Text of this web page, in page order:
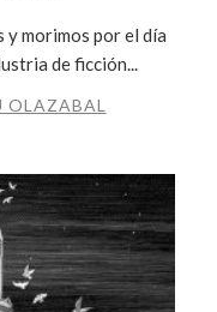
y morimos por el día
de ficción...